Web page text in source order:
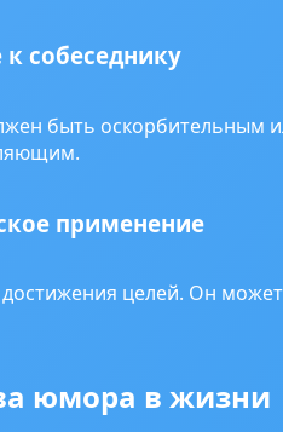
собеседнику
быть
применение
целей. Он
юмора в жизни